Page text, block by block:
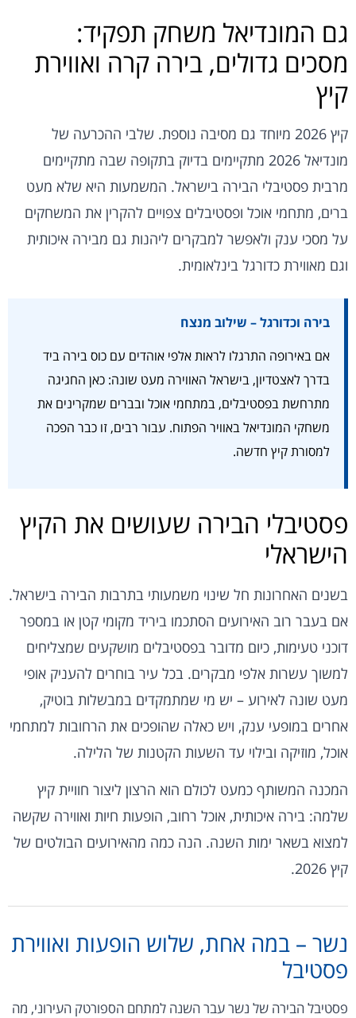
גם המונדיאל משחק תפקיד:
מסכים גדולים, בירה קרה ואווירת
קיץ
קיץ 2026 מיוחד גם מסיבה נוספת. שלבי ההכרעה של
מונדיאל 2026 מתקיימים בדיוק בתקופה שבה מתקיימים
מרבית פסטיבלי הבירה בישראל. המשמעות היא שלא מעט
ברים, מתחמי אוכל ופסטיבלים צפויים להקרין את המשחקים
על מסכי ענק ולאפשר למבקרים ליהנות גם מבירה איכותית
וגם מאווירת כדורגל בינלאומית.
בירה וכדורגל – שילוב מנצח
אם באירופה התרגלו לראות אלפי אוהדים עם כוס בירה ביד
בדרך לאצטדיון, בישראל האווירה מעט שונה: כאן החגיגה
מתרחשת בפסטיבלים, במתחמי אוכל ובברים שמקרינים את
משחקי המונדיאל באוויר הפתוח. עבור רבים, זו כבר הפכה
למסורת קיץ חדשה.
פסטיבלי הבירה שעושים את הקיץ
הישראלי
בשנים האחרונות חל שינוי משמעותי בתרבות הבירה בישראל.
אם בעבר רוב האירועים הסתכמו ביריד מקומי קטן או במספר
דוכני טעימות, כיום מדובר בפסטיבלים מושקעים שמצליחים
למשוך עשרות אלפי מבקרים. בכל עיר בוחרים להעניק אופי
מעט שונה לאירוע – יש מי שמתמקדים במבשלות בוטיק,
אחרים במופעי ענק, ויש כאלה שהופכים את הרחובות למתחמי
אוכל, מוזיקה ובילוי עד השעות הקטנות של הלילה.
המכנה המשותף כמעט לכולם הוא הרצון ליצור חוויית קיץ
שלמה: בירה איכותית, אוכל רחוב, הופעות חיות ואווירה שקשה
למצוא בשאר ימות השנה. הנה כמה מהאירועים הבולטים של
קיץ 2026.
נשר – במה אחת, שלוש הופעות ואווירת
פסטיבל
פסטיבל הבירה של נשר עבר השנה למתחם הספורטק העירוני, מה